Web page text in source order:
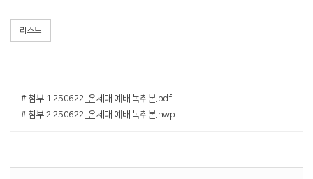
리스트
# 첨부 1.250622_온세대 예배 녹취본.pdf
# 첨부 2.250622_온세대 예배 녹취본.hwp